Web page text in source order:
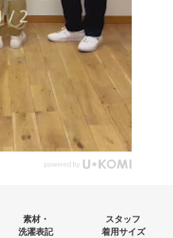
素材・
洗濯表記
スタッフ
着用サイズ